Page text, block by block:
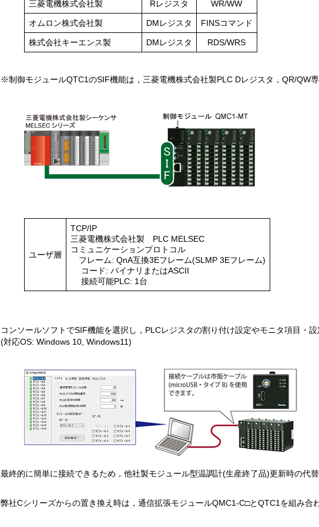
三菱電機株式会社製 Rレジスタ WR/WW
オムロン株式会社製 DMレジスタ FINSコマンド
株式会社キーエンス製 DMレジスタ RDS/WRS
※制御モジュールQTC1のSIF機能は，三菱電機株式会社製PLC Dレジスタ，QR/QW専
ユーザ層
TCP/IP
三菱電機株式会社製 PLC MELSEC
コミュニケーションプロトコル
フレーム: QnA互換3Eフレーム(SLMP 3Eフレーム)
コード: バイナリまたはASCII
接続可能PLC: 1台
コンソールソフトでSIF機能を選択し，PLCレジスタの割り付け設定やモニタ項目・設
(対応OS: Windows 10, Windows11)
最終的に簡単に接続できるため，他社製モジュール型温調計(生産終了品)更新時の代替
弊社Cシリーズからの置き換え時は，通信拡張モジュールQMC1-C□とQTC1を組み合